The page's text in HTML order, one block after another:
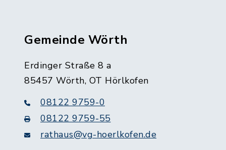
Gemeinde Wörth
Erdinger Straße 8 a
85457 Wörth, OT Hörlkofen
08122 9759-0
08122 9759-55
rathaus@vg-hoerlkofen.de